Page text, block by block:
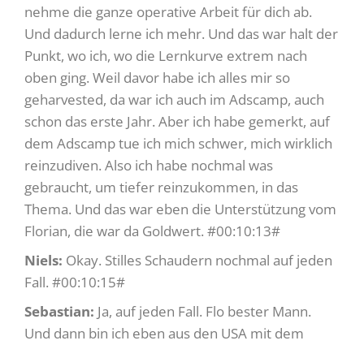
nehme die ganze operative Arbeit für dich ab.
Und dadurch lerne ich mehr. Und das war halt der
Punkt, wo ich, wo die Lernkurve extrem nach
oben ging. Weil davor habe ich alles mir so
geharvested, da war ich auch im Adscamp, auch
schon das erste Jahr. Aber ich habe gemerkt, auf
dem Adscamp tue ich mich schwer, mich wirklich
reinzudiven. Also ich habe nochmal was
gebraucht, um tiefer reinzukommen, in das
Thema. Und das war eben die Unterstützung vom
Florian, die war da Goldwert. #00:10:13#
Niels: Okay. Stilles Schaudern nochmal auf jeden
Fall. #00:10:15#
Sebastian: Ja, auf jeden Fall. Flo bester Mann.
Und dann bin ich eben aus den USA mit dem